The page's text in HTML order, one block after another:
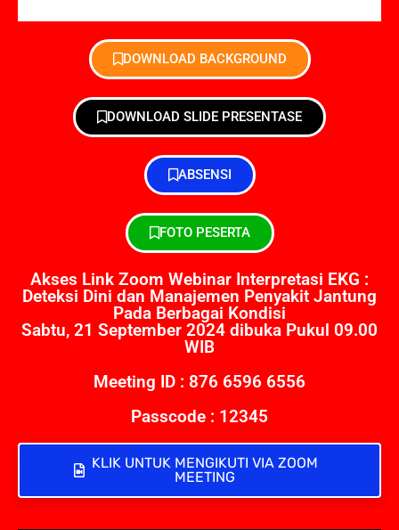
DOWNLOAD BACKGROUND
DOWNLOAD SLIDE PRESENTASE
ABSENSI
FOTO PESERTA
Akses Link Zoom Webinar Interpretasi EKG :
Deteksi Dini dan Manajemen Penyakit Jantung
Pada Berbagai Kondisi
Sabtu, 21 September 2024 dibuka Pukul 09.00
WIB
Meeting ID : 876 6596 6556
Passcode : 12345
KLIK UNTUK MENGIKUTI VIA ZOOM
MEETING